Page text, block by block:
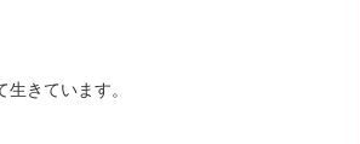
きています。